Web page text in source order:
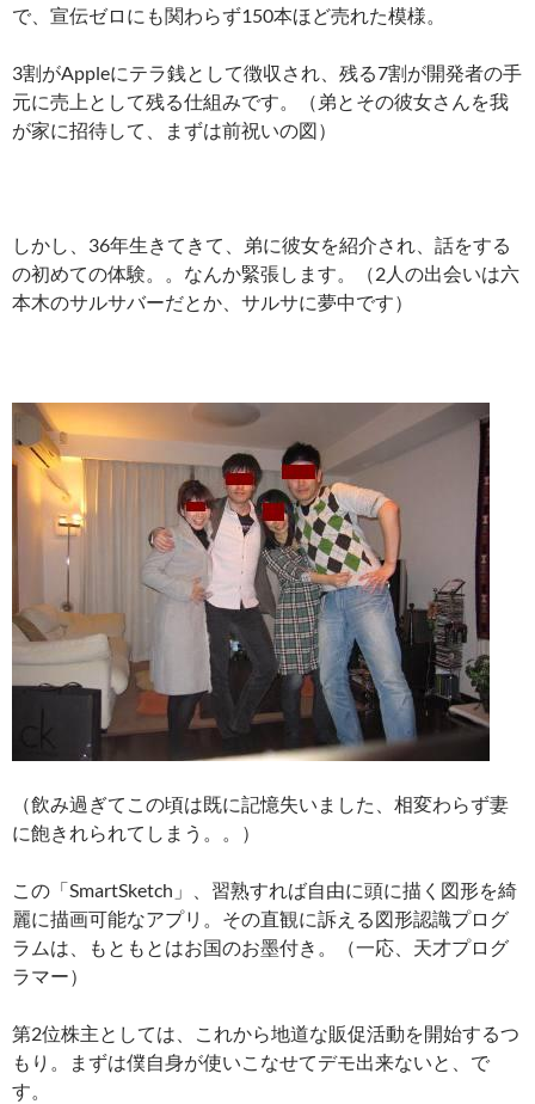
で、宣伝ゼロにも関わらず150本ほど売れた模様。
3割がAppleにテラ銭として徴収され、残る7割が開発者の手
元に売上として残る仕組みです。（弟とその彼女さんを我
が家に招待して、まずは前祝いの図）
しかし、36年生きてきて、弟に彼女を紹介され、話をする
の初めての体験。。なんか緊張します。（2人の出会いは六
本木のサルサバーだとか、サルサに夢中です）
（飲み過ぎてこの頃は既に記憶失いました、相変わらず妻
に飽きれられてしまう。。）
この「SmartSketch」、習熟すれば自由に頭に描く図形を綺
麗に描画可能なアプリ。その直観に訴える図形認識プログ
ラムは、もともとはお国のお墨付き。（一応、天才プログ
ラマー）
第2位株主としては、これから地道な販促活動を開始するつ
もり。まずは僕自身が使いこなせてデモ出来ないと、で
す。